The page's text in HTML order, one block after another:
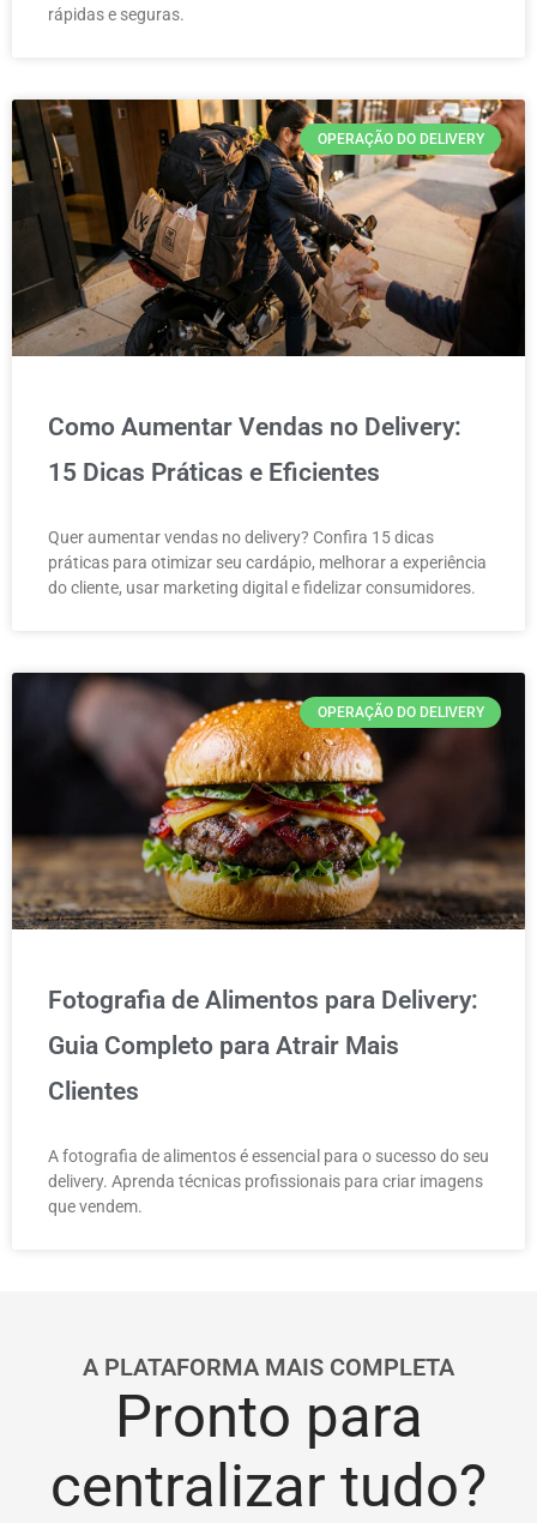
rápidas e seguras.
OPERAÇÃO DO DELIVERY
Como Aumentar Vendas no Delivery:
15 Dicas Práticas e Eficientes
Quer aumentar vendas no delivery? Confira 15 dicas
práticas para otimizar seu cardápio, melhorar a experiência
do cliente, usar marketing digital e fidelizar consumidores.
OPERAÇÃO DO DELIVERY
Fotografia de Alimentos para Delivery:
Guia Completo para Atrair Mais
Clientes
A fotografia de alimentos é essencial para o sucesso do seu
delivery. Aprenda técnicas profissionais para criar imagens
que vendem.
A PLATAFORMA MAIS COMPLETA
Pronto para
centralizar tudo?